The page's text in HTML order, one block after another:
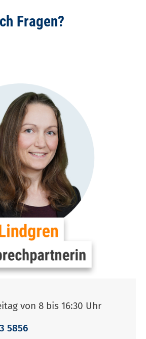
Fragen?
von 8 bis 16:30 Uhr
5856